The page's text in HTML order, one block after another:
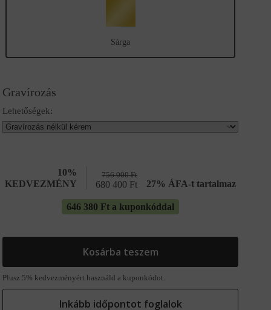
Sárga
Gravírozás
Lehetőségek:
10%
KEDVEZMÉNY
756 000Ft
680 400 Ft 27% ÁFA-t tartalmaz
646 380 Ft a kuponkóddal
Kosárba teszem
Plusz 5% kedvezményért használd a kuponkódot.
Inkább időpontot foglalok